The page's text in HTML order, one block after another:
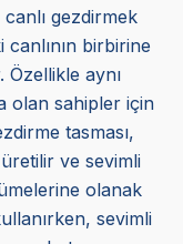
gezdirmek
birbirine
aynı
olan sahipler için
tasması,
ve sevimli
olanak
sevimli